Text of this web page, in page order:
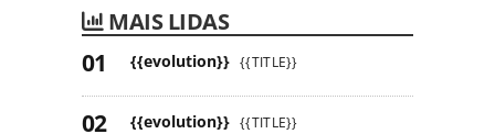
MAIS LIDAS
{{evolution}} {{TITLE}}
{{evolution}} {{TITLE}}